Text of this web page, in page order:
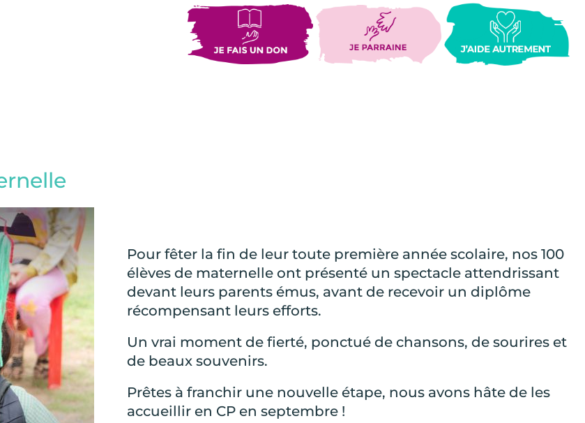
Pour fêter la fin de leur toute première année scolaire, nos 100
élèves de maternelle ont présenté un spectacle attendrissant
devant leurs parents émus, avant de recevoir un diplôme
récompensant leurs efforts.
Un vrai moment de fierté, ponctué de chansons, de sourires et
de beaux souvenirs.
Prêtes à franchir une nouvelle étape, nous avons hâte de les
accueillir en CP en septembre !